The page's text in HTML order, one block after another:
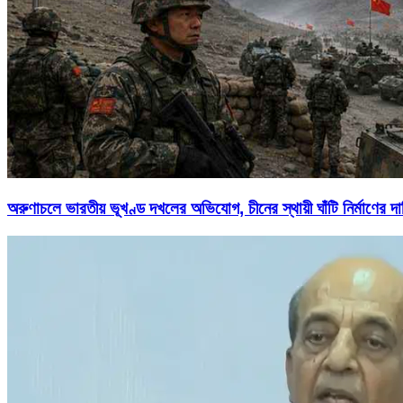
অরুণাচলে ভারতীয় ভূখণ্ড দখলের অভিযোগ, চীনের স্থায়ী ঘাঁটি নির্মাণের